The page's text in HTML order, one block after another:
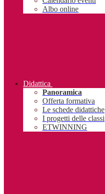
Albo online
Didattica
Panoramica
Offerta formativa
Le schede didattiche
I progetti delle classi
ETWINNING